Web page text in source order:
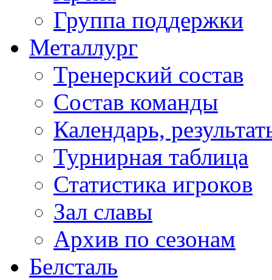
Группа поддержки
Металлург
Тренерский состав
Состав команды
Календарь,
Турнирная таблица
Статистика игроков
Зал славы
Архив по сезонам
Белсталь